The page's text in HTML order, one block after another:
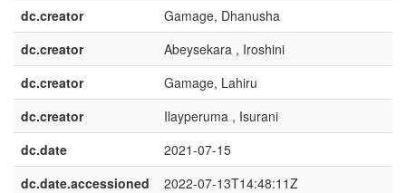
dc.creator
Gamage, Dhanusha
dc.creator
Abeysekara , Iroshini
dc.creator
Gamage, Lahiru
dc.creator
Ilayperuma , Isurani
dc.date
2021-07-15
dc.date.accessioned
2022-07-13T14:48:11Z